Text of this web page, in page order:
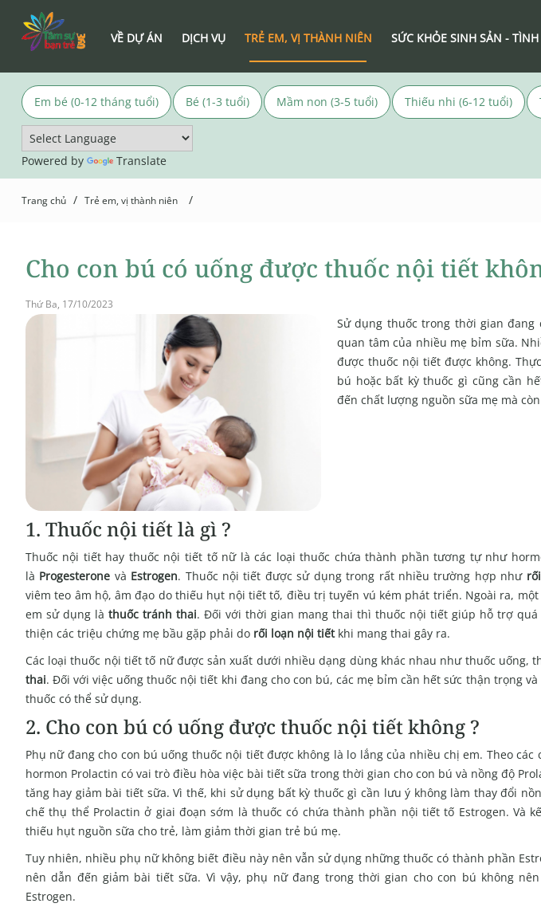
VỀ DỰ ÁN DỊCH VỤ TRẺ EM, VỊ THÀNH NIÊN SỨC KHỎE SINH SẢN -
Em bé (0-12 tháng tuổi) Bé (1-3 tuổi) Mầm non (3-5 tuổi) Thiếu nhi (6-12 tuổi)
Powered by Translate
Trang chủ / Trẻ em, vị thành niên /
Cho con bú có uống được thuốc nội tiết
Thứ Ba, 17/10/2023
Sử dụng thuốc trong thời gian
quan tâm của nhiều mẹ bỉm sữa.
được thuốc nội tiết được không.
bú hoặc bất kỳ thuốc gì cũng cần
đến chất lượng nguồn sữa mẹ mà
1. Thuốc nội tiết là gì ?
Thuốc nội tiết hay thuốc nội tiết tố nữ là các loại thuốc chứa thành phần tương tự như
là Progesterone và Estrogen. Thuốc nội tiết được sử dụng trong rất nhiều trường hợp như
viêm teo âm hộ, âm đạo do thiếu hụt nội tiết tố, điều trị tuyến vú kém phát triển. Ngoài ra,
em sử dụng là thuốc tránh thai. Đối với thời gian mang thai thì thuốc nội tiết giúp hỗ trợ
thiện các triệu chứng mẹ bầu gặp phải do rối loạn nội tiếtkhi mang thai gây ra.
Các loại thuốc nội tiết tố nữ được sản xuất dưới nhiều dạng dùng khác nhau như thuốc uống,
thai. Đối với việc uống thuốc nội tiết khi đang cho con bú, các mẹ bỉm cần hết sức thận trọng
thuốc có thể sử dụng.
2. Cho con bú có uống được thuốc nội tiết không ?
Phụ nữ đang cho con bú uống thuốc nội tiết được không là lo lắng của nhiều chị em. Theo
hormon Prolactin có vai trò điều hòa việc bài tiết sữa trong thời gian cho con bú và nồng độ
tăng hay giảm bài tiết sữa. Vì thế, khi sử dụng bất kỳ thuốc gì cần lưu ý không làm thay đổi
chế thụ thể Prolactin ở giai đoạn sớm là thuốc có chứa thành phần nội tiết tố Estrogen. Và
thiếu hụt nguồn sữa cho trẻ, làm giảm thời gian trẻ bú mẹ.
Tuy nhiên, nhiều phụ nữ không biết điều này nên vẫn sử dụng những thuốc có thành phần
nên dẫn đến giảm bài tiết sữa. Vì vậy, phụ nữ đang trong thời gian cho con bú không
Estrogen.